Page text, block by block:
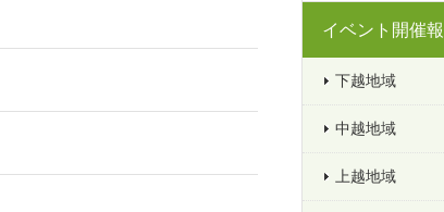
イベント開催
下越地域
中越地域
上越地域